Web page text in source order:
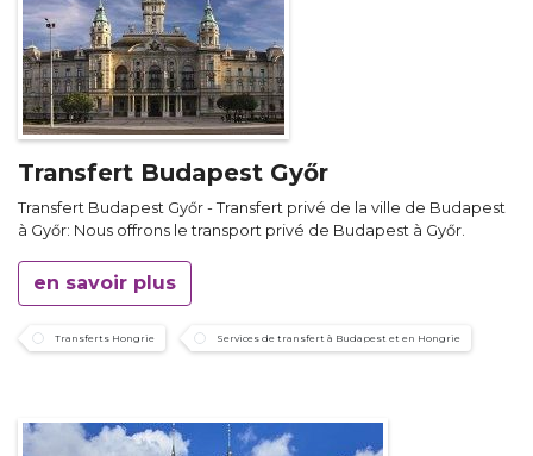
Transfert Budapest Győr
Transfert Budapest Győr - Transfert privé de la ville de Budapest
à Győr: Nous offrons le transport privé de Budapest à Győr.
en savoir plus
Transferts Hongrie Services de transfert à Budapest et en Hongrie